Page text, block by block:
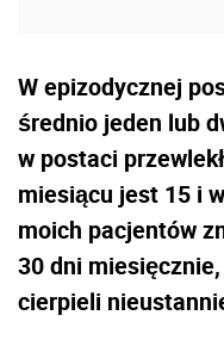
W epizodycznej
średnio jeden lub
w postaci
miesiącu jest 15 i
moich pacjentów
30 dni
cierpieli